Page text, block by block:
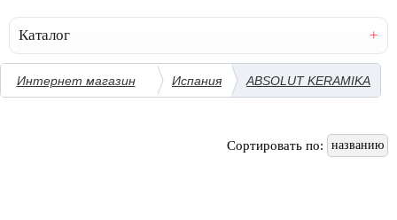
Каталог
Интернет магазин Испания ABSOLUT KERAMIKA
Сортировать по: названию